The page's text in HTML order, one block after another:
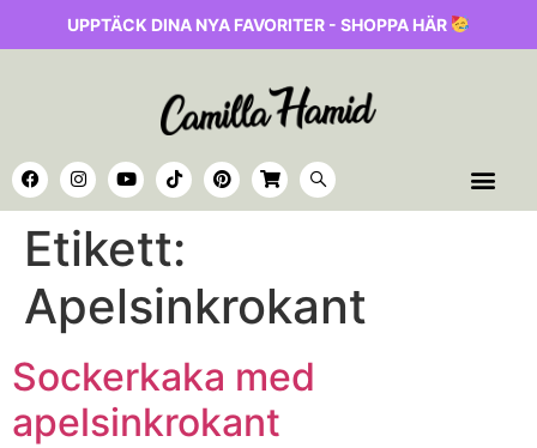
UPPTÄCK DINA NYA FAVORITER - SHOPPA HÄR
Etikett:
Apelsinkrokant
Sockerkaka med
apelsinkrokant